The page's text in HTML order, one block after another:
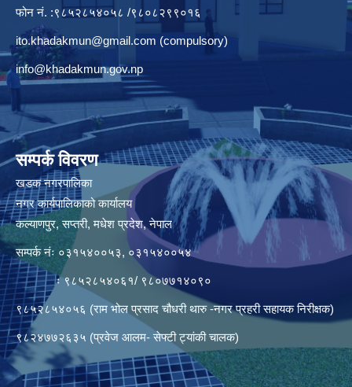
फोन नं. :९८५२८५४०५८ /९८०८२९९०१६
ito.khadakmun@gmail.com (compulsory)
info@khadakmun.gov.np
सम्पर्क विवरण
खडक नगरपालिका
नगर कार्यपालिकाको कार्यालय
कल्याणपुर, सप्तरी, मधेश प्रदेश, नेपाल
सम्पर्क नंः ०३१५४००५३, ०३१५४००५४
ः ९८५२८५४०६१/ ९८०७७१४०९०
९८५२८५४०५६ (राम भोल प्रसाद चौधरी थारु -नगर प्रहरी सहायक निरीक्षक)
९८२४७७२६३५ (प्रवेज आलम- सेफ्टी ट्यांकी चालक)